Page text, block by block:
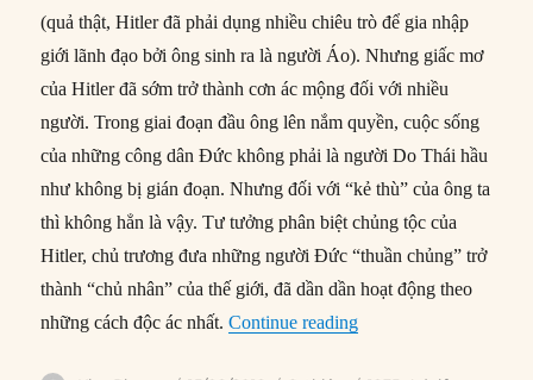
(quả thật, Hitler đã phải dụng nhiều chiêu trò để gia nhập
giới lãnh đạo bởi ông sinh ra là người Áo). Nhưng giấc mơ
của Hitler đã sớm trở thành cơn ác mộng đối với nhiều
người. Trong giai đoạn đầu ông lên nắm quyền, cuộc sống
của những công dân Đức không phải là người Do Thái hầu
như không bị gián đoạn. Nhưng đối với “kẻ thù” của ông ta
thì không hẳn là vậy. Tư tưởng phân biệt chủng tộc của
Hitler, chủ trương đưa những người Đức “thuần chủng” trở
thành “chủ nhân” của thế giới, đã dần dần hoạt động theo
những cách độc ác nhất.Continue reading“15/09/1935: Luật